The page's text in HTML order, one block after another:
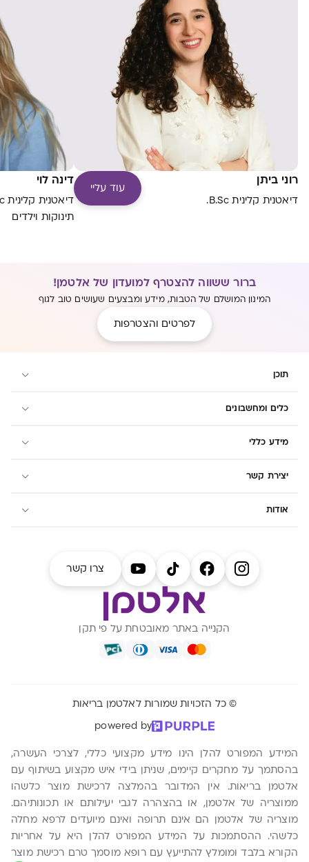
רוני ביתן
דיאטנית קלינית B.Sc.
עוד עליי
דינה לוי
תינוקות וילדים
ברור ששווה להצטרף למועדון של אלטמן!
המינון המושלם של הטבות, מידע ומבצעים שעושים טוב לגוף
לפרטים והצטרפות
תוכן
כלים ומחשבונים
מידע כללי
יצירת קשר
אודות
צרו קשר
הקנייה באתר מאובטחת על פי תקן
© כל הזכויות שמורות לאלטמן בריאות
powered by
המידע המפורט להלן הינו מידע מקצועי כללי, לצרכי העשרה,
בהסתמך על מחקרים קיימים, שניתן בידי איש מקצוע בשיתוף עם
אלטמן בריאות. אין המדובר בהמלצה לרכישת מוצר כלשהו
ממוצריה של אלטמן, או בהצהרה לגבי יעילותם או תכונותיהם.
מוצריה של אלטמן הם אינם תרופה ואינם מיועדים לרפא מחלה
כלשהי. ההסתמכות על המידע המפורט להלן היא על אחריות
הקורא בלבד ומומלץ להתייעץ עם רופא מוסמך טרם רכישת מוצר